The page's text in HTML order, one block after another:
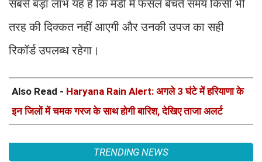
सबसे बड़ा लाभ यह है कि मंडी में फसल बेचते समय किसी भी
तरह की दिक्कत नहीं आएगी और उनकी उपज का सही
रिकॉर्ड उपलब्ध रहेगा।
Also Read - Haryana Rain Alert: अगले 3 घंटे में हरियाणा के
इन जिलों में चमक गरज के साथ होगी बारिश, देखिए ताजा अलर्ट
TRENDING NEWS